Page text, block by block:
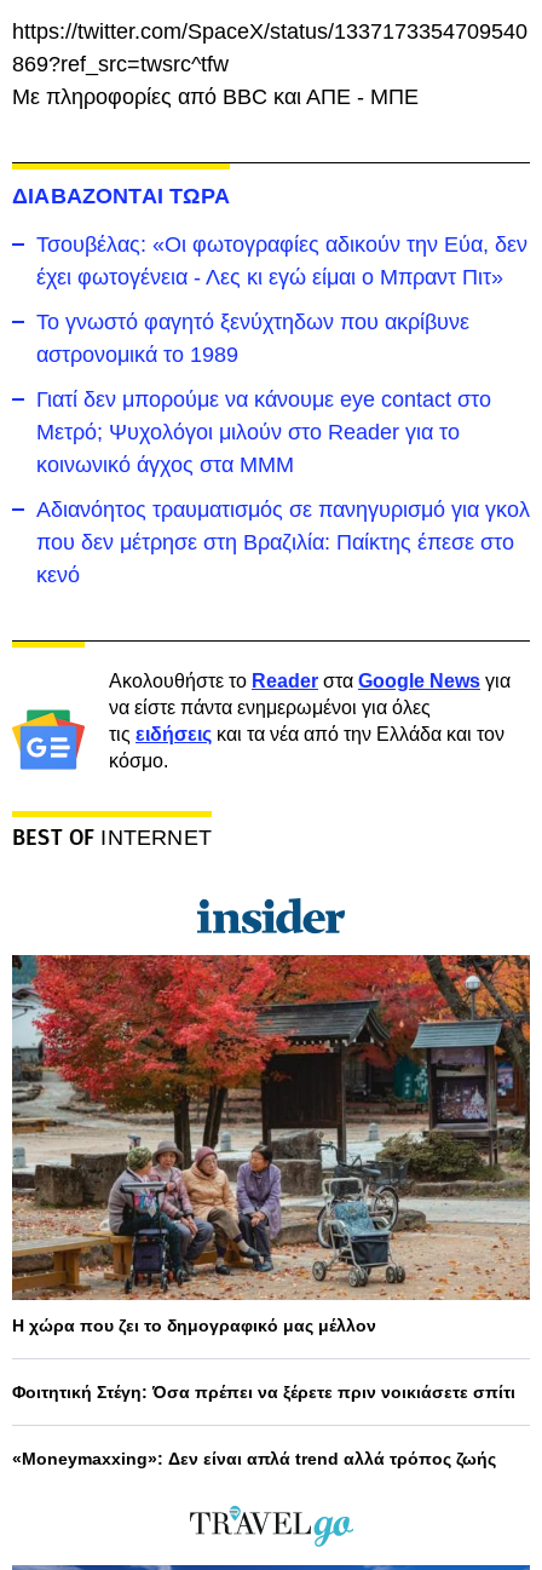
https://twitter.com/SpaceX/status/1337173354709540
869?ref_src=twsrc^tfw
Με πληροφορίες από BBC και ΑΠΕ - ΜΠΕ
ΔΙΑΒΑΖΟΝΤΑΙ ΤΩΡΑ
Τσουβέλας: «Οι φωτογραφίες αδικούν την Εύα, δεν
έχει φωτογένεια - Λες κι εγώ είμαι ο Μπραντ Πιτ»
Το γνωστό φαγητό ξενύχτηδων που ακρίβυνε
αστρονομικά το 1989
Γιατί δεν μπορούμε να κάνουμε eye contact στο
Μετρό; Ψυχολόγοι μιλούν στο Reader για το
κοινωνικό άγχος στα ΜΜΜ
Αδιανόητος τραυματισμός σε πανηγυρισμό για γκολ
που δεν μέτρησε στη Βραζιλία: Παίκτης έπεσε στο
κενό
Ακολουθήστε το Reader στα Google News για
να είστε πάντα ενημερωμένοι για όλες
τις ειδήσεις και τα νέα από την Ελλάδα και τον
κόσμο.
BEST OF INTERNET
Η χώρα που ζει το δημογραφικό μας μέλλον
Φοιτητική Στέγη: Όσα πρέπει να ξέρετε πριν νοικιάσετε σπίτι
«Moneymaxxing»: Δεν είναι απλά trend αλλά τρόπος ζωής